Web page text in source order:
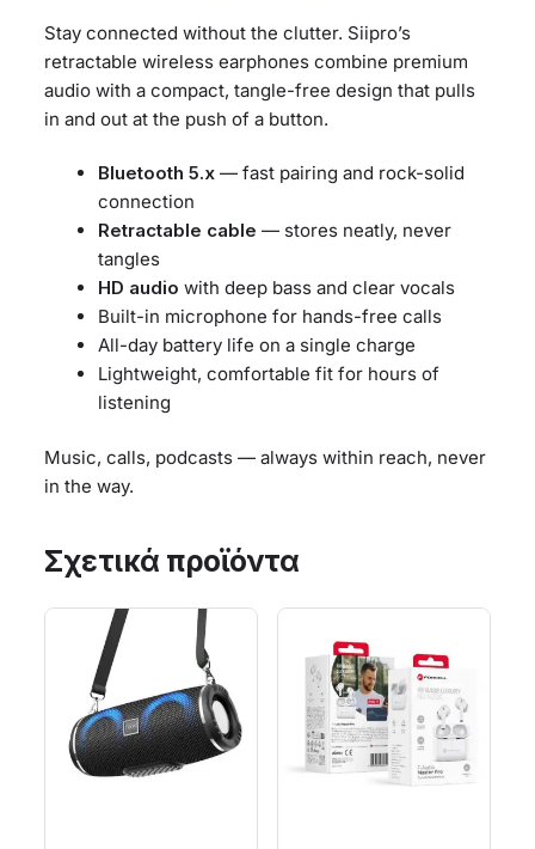
Stay connected without the clutter. Siipro’s
retractable wireless earphones combine premium
audio with a compact, tangle-free design that pulls
in and out at the push of a button.
Bluetooth 5.x — fast pairing and rock-solid
connection
Retractable cable — stores neatly, never
tangles
HD audio with deep bass and clear vocals
Built-in microphone for hands-free calls
All-day battery life on a single charge
Lightweight, comfortable fit for hours of
listening
Music, calls, podcasts — always within reach, never
in the way.
Σχετικά προϊόντα